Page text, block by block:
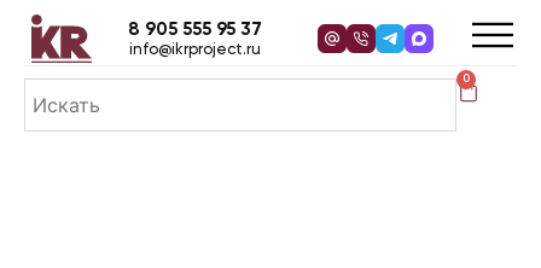
0
8 905 555 95 37
info@ikrproject.ru